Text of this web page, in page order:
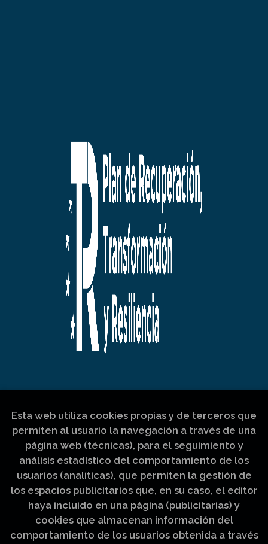
Esta web utiliza cookies propias y de terceros que
permiten al usuario la navegación a través de una
página web (técnicas), para el seguimiento y
análisis estadístico del comportamiento de los
usuarios (analíticas), que permiten la gestión de
los espacios publicitarios que, en su caso, el editor
haya incluido en una página (publicitarias) y
cookies que almacenan información del
comportamiento de los usuarios obtenida a través